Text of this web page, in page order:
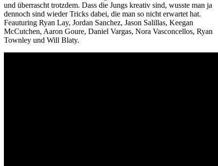
und überrascht trotzdem. Dass die Jungs kreativ sind, wusste man ja
dennoch sind wieder Tricks dabei, die man so nicht erwartet hat.
Feauturing Ryan Lay, Jordan Sanchez, Jason Salillas, Keegan
McCutchen, Aaron Goure, Daniel Vargas, Nora Vasconcellos, Ryan
Townley und Will Blaty.